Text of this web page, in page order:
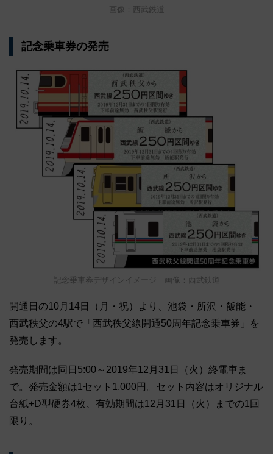
画像：西武鉄道
記念乗車券の発売
記念乗車券デザインイメージ 画像：西武鉄道
開通日の10月14日（月・祝）より、池袋・所沢・飯能・
西武秩父の4駅で「西武秩父線開通50周年記念乗車券」を
発売します。
発売期間は同日5:00～2019年12月31日（火）終電車ま
で。発売金額は1セット1,000円。セット内容はオリジナル
台紙+D型硬券4枚、有効期間は12月31日（火）までの1回
限り。